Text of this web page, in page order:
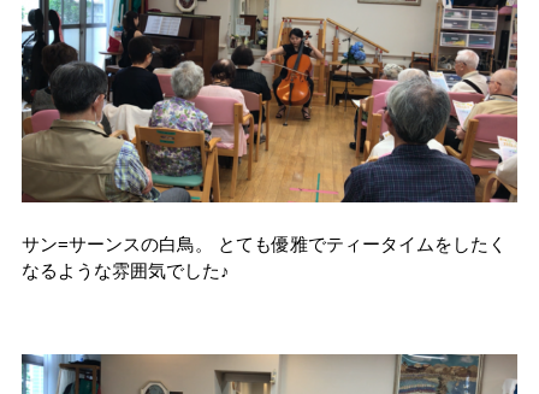
サン=サーンスの白鳥。 とても優雅でティータイムをしたく
なるような雰囲気でした♪